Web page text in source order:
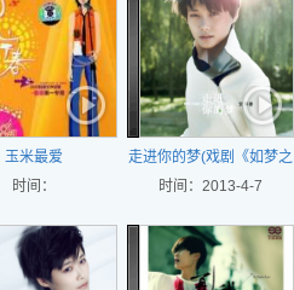
玉米最爱
时间：
走进你的梦(戏剧《如梦之
梦》主题曲)
时间：2013-4-7